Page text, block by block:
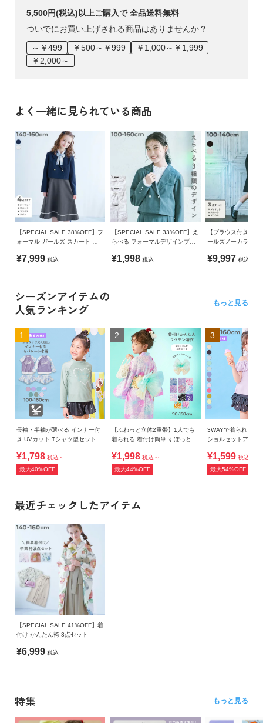
表面の凹凸と、柔らかな風合いが特徴です。
・袴スカート：ハリ感のあるツイル素材
さい。
・平置きにて採寸しているため、サイズや形に多少の誤差が
生じる場合があります。あらかじめご了承ください。
・生産時期により、多少色味が異なる場合がございますが、
素材・サイズ等の品質に違いはございません。
5,500円(税込)以上ご購入で 全品送料無料
ついでにお買い上げされる商品はありませんか？
～￥499
￥500～￥999
￥1,000～￥1,999
￥2,000～
よく一緒に見られている商品
【SPECIAL SALE 38%OFF】フ
ォーマル ガールズ スカート 卒
¥7,999 税込
【SPECIAL SALE 33%OFF】え
らべる フォーマルデザインブラ
¥1,998 税込
【ブラウス付き】フ
ールズノーカラー
¥9,997 税込
シーズンアイテムの
人気ランキング
もっと見る
1
長袖・半袖が選べる インナー付
き UVカット Tシャツ型セットア
¥1,798 税込～
最大40%OFF
2
【ふわっと立体2重帯】1人でも
着られる 着付け簡単 すぽっと
¥1,998 税込～
最大44%OFF
3
3WAYで着られる
ショルセットアップ
¥1,599 税込～
最大54%OFF
最近チェックしたアイテム
【SPECIAL SALE 41%OFF】着
付け かんたん袴 3点セット
¥6,999 税込
特集 もっと見る